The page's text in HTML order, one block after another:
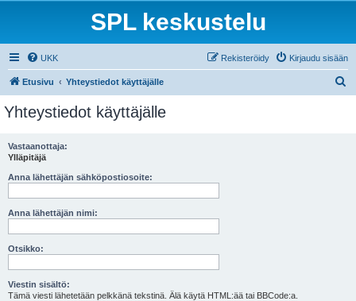
SPL keskustelu
UKK Kirjaudu sisään
Rekisteröidy
Etusivu Yhteystiedot käyttäjälle
Yhteystiedot käyttäjälle
Vastaanottaja:
Ylläpitäjä
Anna lähettäjän sähköpostiosoite:
Anna lähettäjän nimi:
Otsikko:
Viestin sisältö:
Tämä viesti lähetetään pelkkänä tekstinä. Älä käytä HTML:ää tai BBCode:a.